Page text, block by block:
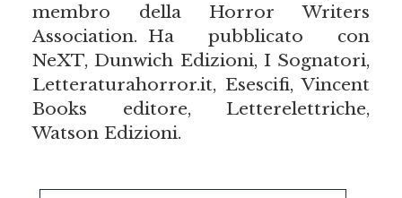
membro della Horror Writers
Association. Ha pubblicato con
NeXT, Dunwich Edizioni, I Sognatori,
Letteraturahorror.it, Esescifi, Vincent
Books editore, Letterelettriche,
Watson Edizioni.